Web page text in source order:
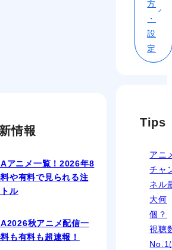
方
・
設
定
情報
アニメ一覧！2026年8
料や有料で見られる注
ル
秋アニメ配信一
も有料も超速報！
Tips
アニ
チャ
ネル
大何
個？
視聴
No.1